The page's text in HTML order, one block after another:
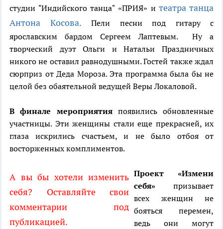
студии "Индийского танца" «ПРИЯ» итеатра танца
Антона Косова. Пели песни под гитару с
ярославским бардом Сергеем Лаптевым. Ну а
творческий дуэт Ольги и Натальи Праздничных
никого не оставил равнодушными. Гостей также ждал
сюрприз от Деда Мороза. Эта программа была бы не
целой без обаятельной ведущей Веры Локаловой.
В финале мероприятияпоявились обновленные
участницы. Эти женщины стали еще прекрасней, их
глаза искрились счастьем, и не было отбоя от
восторженных комплиментов.
А вы бы хотели изменить
себя? Оставляйте свои
комментарии под
публикацией.
Проект «Измени
себя» призывает
всех женщин не
бояться перемен,
ведь они могут